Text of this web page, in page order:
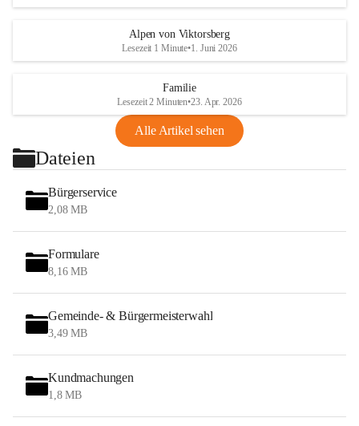
Alpen von Viktorsberg
Lesezeit 1 Minute•1. Juni 2026
Familie
Lesezeit 2 Minuten•23. Apr. 2026
Alle Artikel sehen
Dateien
Bürgerservice
2,08 MB
Formulare
8,16 MB
Gemeinde- & Bürgermeisterwahl
3,49 MB
Kundmachungen
1,8 MB